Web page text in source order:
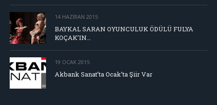
14 HAZIRAN 2015
BAYKAL SARAN OYUNCULUK ÖDÜLÜ FULYA
KOÇAK’IN…
19 OCAK 2015
Akbank Sanat’ta Ocak’ta Şiir Var